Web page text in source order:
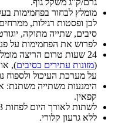
מומלץ לבחור בפחמימות
לבן ופסטות רגילות,
סיבים, שתייה מתוקה,
לפרוש את הפחמימות על
24 שעות טרום הריצה
(מזונות עתירים בסיבים),
על מערכת העיכול ולספוח
הימנעות משתייה משתנת:
קפאין.
לשתות לאורך היום לפחות 3 ליטר מים.
ללא גרעון קלורי.